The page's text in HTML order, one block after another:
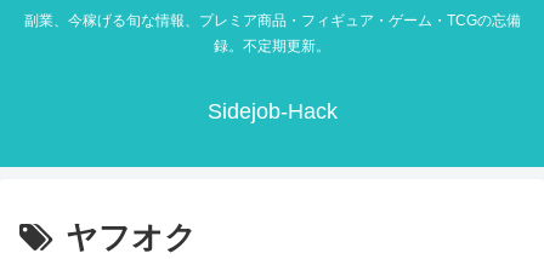
副業、今稼げる旬な情報、プレミア商品・フィギュア・ゲーム・TCGの忘備
録。不定期更新。
Sidejob-Hack
ヤフオク